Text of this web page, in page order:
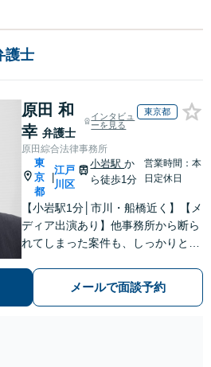
護士
原田 和
幸 弁護士
インタビュ
ーを見る
東京都
原田綜合法律事務所
東
京
都
|
江戸
川区
小岩駅か
ら徒歩1分
営業時間：本
日定休日
【小岩駅1分│市川・船橋近く】【メ
ディア出演あり】他事務所から断ら
れてしまった案件も、しっかりと面
【解決実績約1000件】豊富な離婚調
停・裁判実績あり【不動産業界出
メールで面談予約